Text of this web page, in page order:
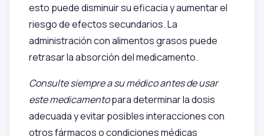
esto puede disminuir su eficacia y aumentar el
riesgo de efectos secundarios. La
administración con alimentos grasos puede
retrasar la absorción del medicamento.
Consulte siempre a su médico antes de usar
este medicamentopara determinar la dosis
adecuada y evitar posibles interacciones con
otros fármacos o condiciones médicas